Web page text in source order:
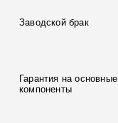
Заводской брак
Гарантия на основные
компоненты